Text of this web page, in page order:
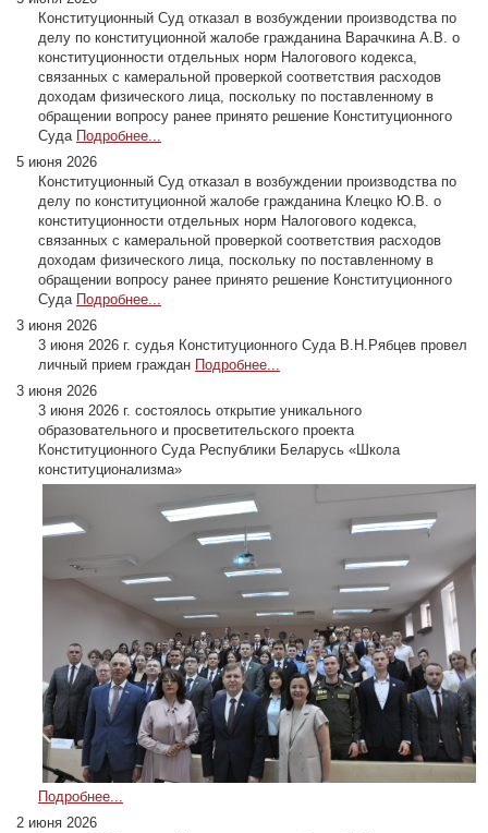
Конституционный Суд отказал в возбуждении производства по
делу по конституционной жалобе гражданина Варачкина А.В. о
конституционности отдельных норм Налогового кодекса,
связанных с камеральной проверкой соответствия расходов
доходам физического лица, поскольку по поставленному в
обращении вопросу ранее принято решение Конституционного
Суда Подробнее...
5 июня 2026
Конституционный Суд отказал в возбуждении производства по
делу по конституционной жалобе гражданина Клецко Ю.В. о
конституционности отдельных норм Налогового кодекса,
связанных с камеральной проверкой соответствия расходов
доходам физического лица, поскольку по поставленному в
обращении вопросу ранее принято решение Конституционного
Суда Подробнее...
3 июня 2026
3 июня 2026 г. судья Конституционного Суда В.Н.Рябцев провел
личный прием граждан Подробнее...
3 июня 2026
3 июня 2026 г. состоялось открытие уникального
образовательного и просветительского проекта
Конституционного Суда Республики Беларусь «Школа
конституционализма»
Подробнее...
2 июня 2026